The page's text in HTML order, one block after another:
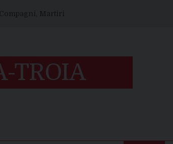
Martiri